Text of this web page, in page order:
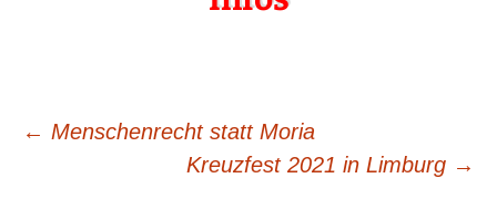
Beitragsnavigation
← Menschenrecht statt Moria
Kreuzfest 2021 in Limburg →